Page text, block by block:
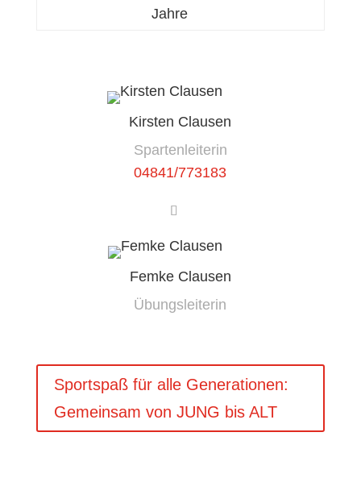
Jahre
Kirsten Clausen
Spartenleiterin
04841/773183
Femke Clausen
Übungsleiterin
Sportspaß für alle Generationen:
Gemeinsam von JUNG bis ALT